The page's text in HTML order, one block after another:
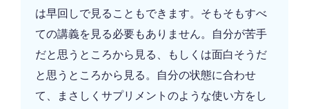
は早回しで見ることもできます。そもそもすべ
ての講義を見る必要もありません。自分が苦手
だと思うところから見る、もしくは面白そうだ
と思うところから見る。自分の状態に合わせ
て、まさしくサプリメントのような使い方をし